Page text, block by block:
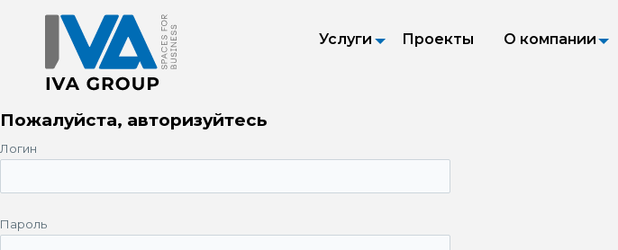
Услуги Проекты О компании
Пожалуйста, авторизуйтесь
Логин
Пароль